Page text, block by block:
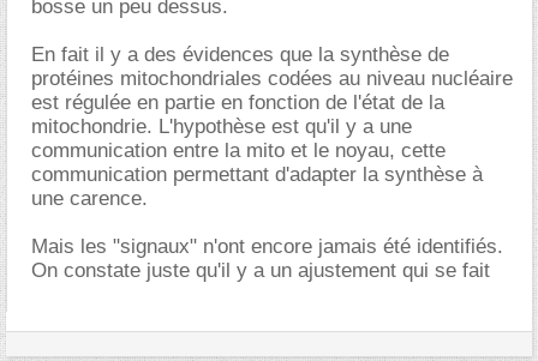
bosse un peu dessus.
En fait il y a des évidences que la synthèse de
protéines mitochondriales codées au niveau nucléaire
est régulée en partie en fonction de l'état de la
mitochondrie. L'hypothèse est qu'il y a une
communication entre la mito et le noyau, cette
communication permettant d'adapter la synthèse à
une carence.
Mais les "signaux" n'ont encore jamais été identifiés.
On constate juste qu'il y a un ajustement qui se fait